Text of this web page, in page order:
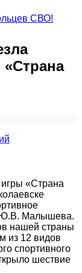
«Страна
Ю.В. Малышева.
нашей страны
из 12 видов
спортивного
шествие